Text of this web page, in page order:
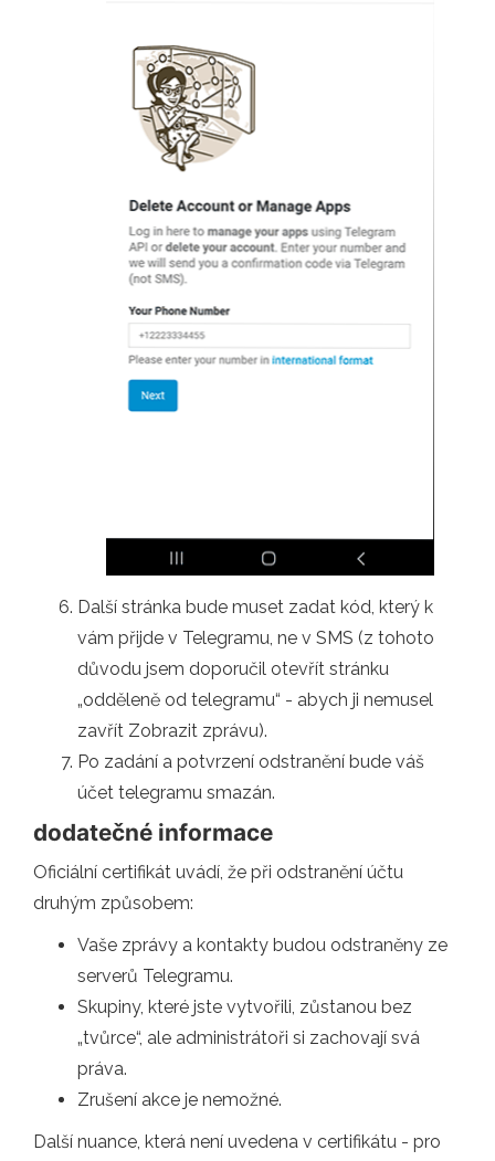
Další stránka bude muset zadat kód, který k
vám přijde v Telegramu, ne v SMS (z tohoto
důvodu jsem doporučil otevřít stránku
„odděleně od telegramu“ - abych ji nemusel
zavřít Zobrazit zprávu).
Po zadání a potvrzení odstranění bude váš
účet telegramu smazán.
dodatečné informace
Oficiální certifikát uvádí, že při odstranění účtu
druhým způsobem:
Vaše zprávy a kontakty budou odstraněny ze
serverů Telegramu.
Skupiny, které jste vytvořili, zůstanou bez
„tvůrce“, ale administrátoři si zachovají svá
práva.
Zrušení akce je nemožné.
Další nuance, která není uvedena v certifikátu - pro